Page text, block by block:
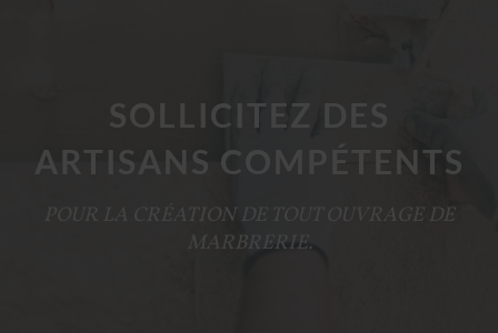
SOLLICITEZ DES
ARTISANS COMPÉTENTS
POUR LA CRÉATION DE TOUT OUVRAGE DE
MARBRERIE.